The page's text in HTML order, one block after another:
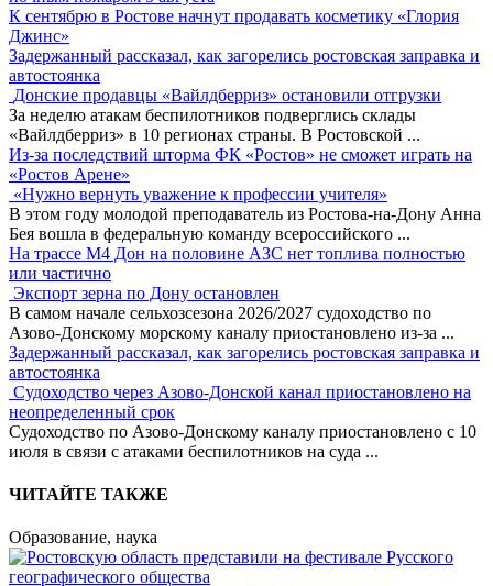
К сентябрю в Ростове начнут продавать косметику «Глория
Джинс»
Задержанный рассказал, как загорелись ростовская заправка и
автостоянка
Донские продавцы «Вайлдберриз» остановили отгрузки
За неделю атакам беспилотников подверглись склады
«Вайлдберриз» в 10 регионах страны. В Ростовской ...
Из-за последствий шторма ФК «Ростов» не сможет играть на
«Ростов Арене»
«Нужно вернуть уважение к профессии учителя»
В этом году молодой преподаватель из Ростова-на-Дону Анна
Бея вошла в федеральную команду всероссийского ...
На трассе М4 Дон на половине АЗС нет топлива полностью
или частично
Экспорт зерна по Дону остановлен
В самом начале сельхозсезона 2026/2027 судоходство по
Азово-Донскому морскому каналу приостановлено из-за ...
Задержанный рассказал, как загорелись ростовская заправка и
автостоянка
Судоходство через Азово-Донской канал приостановлено на
неопределенный срок
Судоходство по Азово-Донскому каналу приостановлено с 10
июля в связи с атаками беспилотников на суда ...
ЧИТАЙТЕ ТАКЖЕ
Образование, наука